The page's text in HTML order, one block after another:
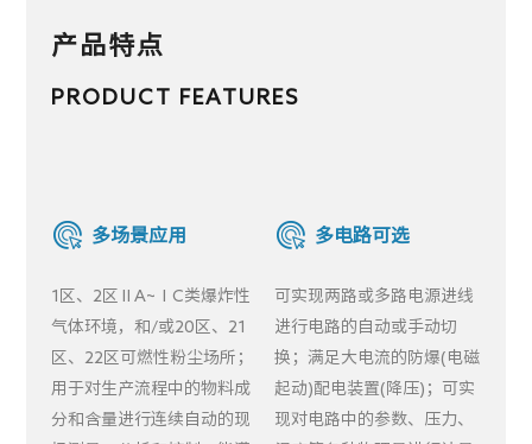
产品特点
PRODUCT FEATURES
多场景应用
1区、2区ⅡA~ⅠC类爆炸性
气体环境，和/或20区、21
区、22区可燃性粉尘场所；
用于对生产流程中的物料成
分和含量进行连续自动的现
多电路可选
可实现两路或多路电源进线
进行电路的自动或手动切
换；满足大电流的防爆(电磁
起动)配电装置(降压)；可实
现对电路中的参数、压力、